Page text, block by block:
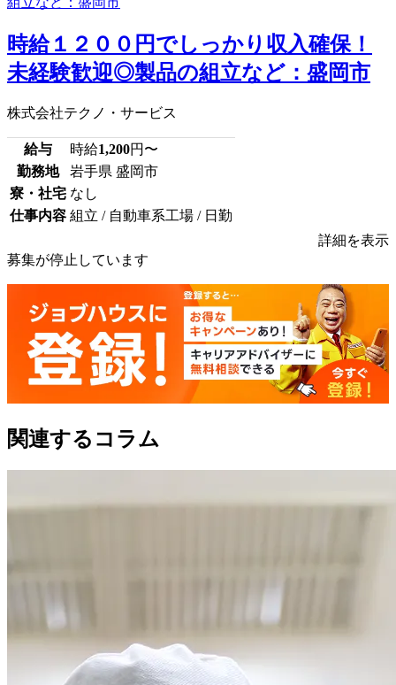
時給１２００円でしっかり収入確保！
未経験歓迎◎製品の組立など：盛岡市
株式会社テクノ・サービス
給与 時給1,200円〜
勤務地
岩手県 盛岡市
寮・社宅 なし
仕事内容 組立 / 自動車系工場 / 日勤
詳細を表示
募集が停止しています
関連するコラム